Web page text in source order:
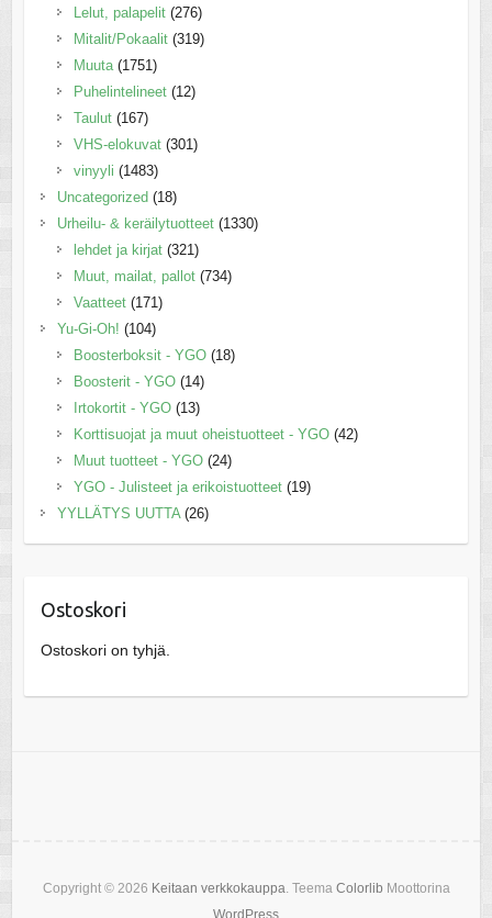
Lelut, palapelit (276)
Mitalit/Pokaalit (319)
Muuta (1751)
Puhelintelineet (12)
Taulut (167)
VHS-elokuvat (301)
vinyyli (1483)
Uncategorized (18)
Urheilu- & keräilytuotteet (1330)
lehdet ja kirjat (321)
Muut, mailat, pallot (734)
Vaatteet (171)
Yu-Gi-Oh! (104)
Boosterboksit - YGO (18)
Boosterit - YGO (14)
Irtokortit - YGO (13)
Korttisuojat ja muut oheistuotteet - YGO (42)
Muut tuotteet - YGO (24)
YGO - Julisteet ja erikoistuotteet (19)
YYLLÄTYS UUTTA (26)
Ostoskori
Ostoskori on tyhjä.
Copyright © 2026 Keitaan verkkokauppa. Teema Colorlib Moottorina